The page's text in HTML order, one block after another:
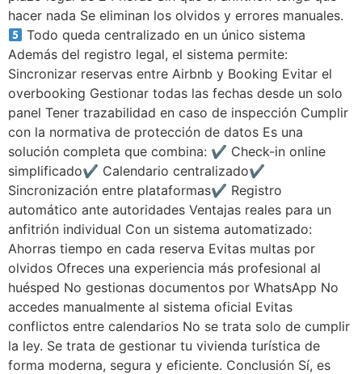
hacer nada Se eliminan los olvidos y errores manuales.
Todo queda centralizado en un único sistema
Además del registro legal, el sistema permite:
Sincronizar reservas entre Airbnb y Booking Evitar el
overbooking Gestionar todas las fechas desde un solo
panel Tener trazabilidad en caso de inspección Cumplir
con la normativa de protección de datos Es una
solución completa que combina: ✔ Check-in online
simplificado✔ Calendario centralizado✔
Sincronización entre plataformas✔ Registro
automático ante autoridades Ventajas reales para un
anfitrión individual Con un sistema automatizado:
Ahorras tiempo en cada reserva Evitas multas por
olvidos Ofreces una experiencia más profesional al
huésped No gestionas documentos por WhatsApp No
accedes manualmente al sistema oficial Evitas
conflictos entre calendarios No se trata solo de cumplir
la ley. Se trata de gestionar tu vivienda turística de
forma moderna, segura y eficiente. Conclusión Sí, es